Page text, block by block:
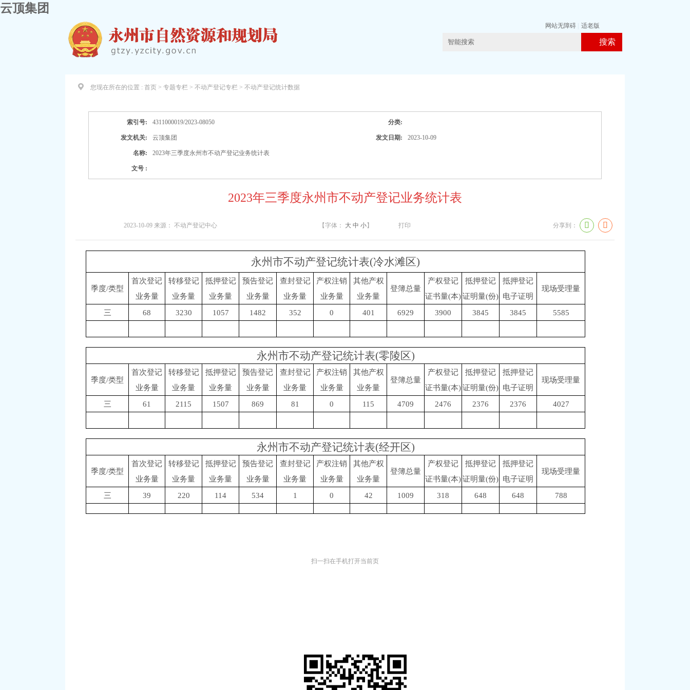
云顶集团
搜索
网站无障碍 适老版
您现在所在的位置 : 首页 > 专题专栏 > 不动产登记专栏 > 不动产登记统计数据
索引号: 4311000019/2023-08050 分类:
发文机关: 云顶集团 发文日期: 2023-10-09
名称: 2023年三季度永州市不动产登记业务统计表
文号 :
2023年三季度永州市不动产登记业务统计表
2023-10-09 来源： 不动产登记中心 【字体： 大 中 小】 打印 分享到：
永州市不动产登记统计表(冷水滩区)
季度/类型
首次登记
业务量
转移登记
业务量
抵押登记
业务量
预告登记
业务量
查封登记
业务量
产权注销
业务量
其他产权
业务量
登簿总量
产权登记
证书量(本)
抵押登记
证明量(份)
抵押登记
电子证明
现场受理量
三 68 3230 1057 1482 352 0 401 6929 3900 3845 3845 5585
永州市不动产登记统计表(零陵区)
季度/类型
首次登记
业务量
转移登记
业务量
抵押登记
业务量
预告登记
业务量
查封登记
业务量
产权注销
业务量
其他产权
业务量
登簿总量
产权登记
证书量(本)
抵押登记
证明量(份)
抵押登记
电子证明
现场受理量
三 61 2115 1507 869 81 0 115 4709 2476 2376 2376 4027
永州市不动产登记统计表(经开区)
季度/类型
首次登记
业务量
转移登记
业务量
抵押登记
业务量
预告登记
业务量
查封登记
业务量
产权注销
业务量
其他产权
业务量
登簿总量
产权登记
证书量(本)
抵押登记
证明量(份)
抵押登记
电子证明
现场受理量
三 39 220 114 534 1 0 42 1009 318 648 648 788
扫一扫在手机打开当前页